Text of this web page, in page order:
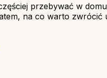
przebywać w
na co warto zwrócić